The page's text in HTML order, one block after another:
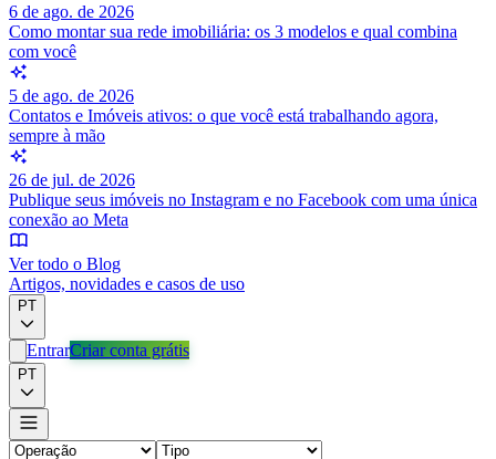
6 de ago. de 2026
Como montar sua rede imobiliária: os 3 modelos e qual combina
com você
5 de ago. de 2026
Contatos e Imóveis ativos: o que você está trabalhando agora,
sempre à mão
26 de jul. de 2026
Publique seus imóveis no Instagram e no Facebook com uma única
conexão ao Meta
Ver todo o Blog
Artigos, novidades e casos de uso
PT
EntrarCriar conta grátis
PT